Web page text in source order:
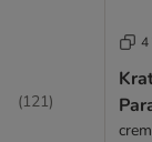
(121)
4